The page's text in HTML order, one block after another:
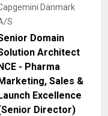
Danmark
S
Domain
Architect
- Pharma
Sales &
Excellence
Director)